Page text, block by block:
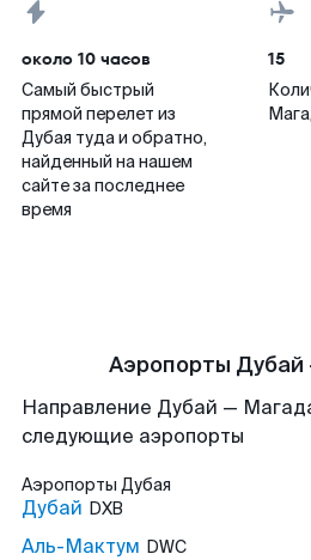
около 10 часов
Самый быстрый
прямой перелет из
Дубая туда и обратно,
найденный на нашем
сайте за последнее
время
15
Аэропорты
Направление Дубай —
следующие аэропорты
Аэропорты Дубая
Дубай DXB
Аль-Мактум DWC